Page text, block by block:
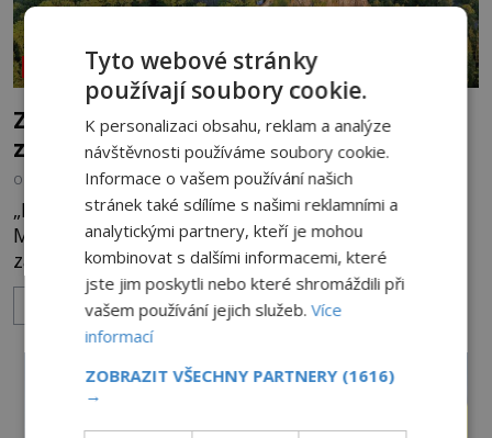
NEOBJASNĚNÉ UDÁLOSTI
Zřícenina Trosky: Co je pravdy na
zvěstech o tajné chodbě?
OD MICHAELA HOLUBOVÁ 5.8.2026 3.4TIS
„Budeš se smažit v horoucích peklech!“ povykuje
Markéta na o dvě generace mladší Barboru. Ta jí
za chvíli slovní palbu opětuje. První je zarytá
katolička, druhá přesvědčená kališnice. A každá z
nich se usídlí na jedné z věží slavného hradu
mezi vůdce protihusitského boje. Za manželku má
skutečně jistou
ZOBRAZIT VÍCE
Tyto webové stránky
používají soubory cookie.
K personalizaci obsahu, reklam a analýze
návštěvnosti používáme soubory cookie.
Informace o vašem používání našich
stránek také sdílíme s našimi reklamními a
analytickými partnery, kteří je mohou
kombinovat s dalšími informacemi, které
jste jim poskytli nebo které shromáždili při
vašem používání jejich služeb.Více
informací
ZOBRAZIT VŠECHNY PARTNERY (1616)
→